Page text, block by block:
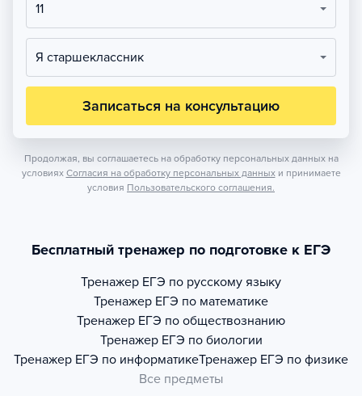
11
Я старшеклассник
Записаться на консультацию
Продолжая, вы соглашаетесь на обработку персональных данных на
условиях Согласия на обработку персональных данных и принимаете
условия Пользовательского соглашения.
Бесплатный тренажер по подготовке к ЕГЭ
Тренажер ЕГЭ по русскому языку
Тренажер ЕГЭ по математике
Тренажер ЕГЭ по обществознанию
Тренажер ЕГЭ по биологии
Тренажер ЕГЭ по информатикеТренажер ЕГЭ по физике
Все предметы